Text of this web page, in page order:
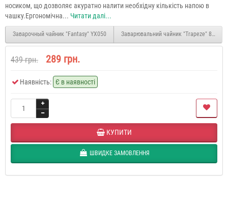
носиком, що дозволяє акуратно налити необхідну кількість напою в
чашку.Ергономічна... Читати далі...
Заварочный чайник "Fantasy" YX050 Заварювальний чайник "Trapeze" 800мл
439 грн. 289 грн.
Наявність: Є в наявності
КУПИТИ
ШВИДКЕ ЗАМОВЛЕННЯ